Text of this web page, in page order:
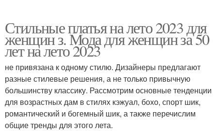
Стильные платья на лето 2023 для
женщин з. Мода для женщин за 50
лет на лето 2023
не привязана к одному стилю. Дизайнеры предлагают
разные стилевые решения, а не только привычную
большинству классику. Рассмотрим основные тенденции
для возрастных дам в стилях кэжуал, бохо, спорт шик,
романтический и богемный шик, а также перечислим
общие тренды для этого лета.